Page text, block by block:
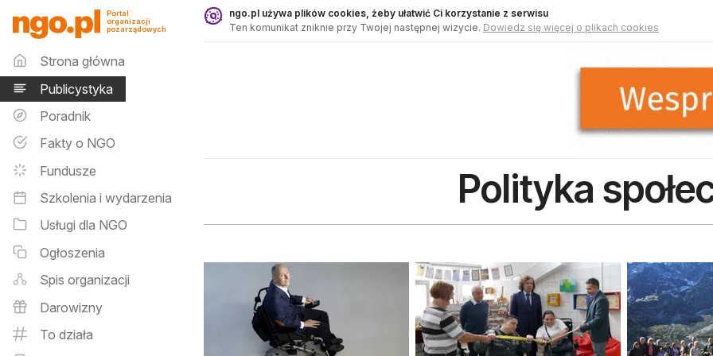
Publicystyka - ngo.pl
Portal
organizacji
pozarządowych
Menu główne
Strona główna
Publicystyka
Poradnik
Fakty o NGO
Fundusze
Szkolenia i wydarzenia
Usługi dla NGO
Ogłoszenia
Spis organizacji
Darowizny
To działa
ngo.pl używa plików cookies, żeby ułatwić Ci korzystanie z serwisu
Ten komunikat zniknie przy Twojej następnej wizycie. Dowiedz się więcej o plikach cookies
Polityka